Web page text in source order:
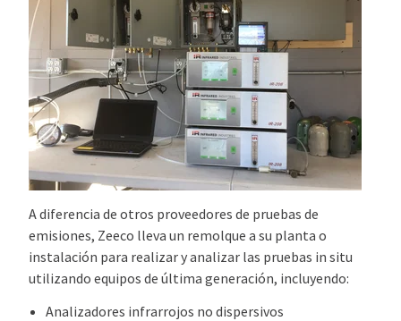
A diferencia de otros proveedores de pruebas de
emisiones, Zeeco lleva un remolque a su planta o
instalación para realizar y analizar las pruebas in situ
utilizando equipos de última generación, incluyendo:
Analizadores infrarrojos no dispersivos